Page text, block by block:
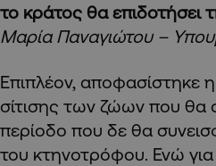
το κράτος θα επιδοτήσει
Μαρία Παναγιώτου –
Επιπλέον, αποφασίστηκε
σίτισης των ζώων που θα
περίοδο που δε θα
του κτηνοτρόφου. Ενώ